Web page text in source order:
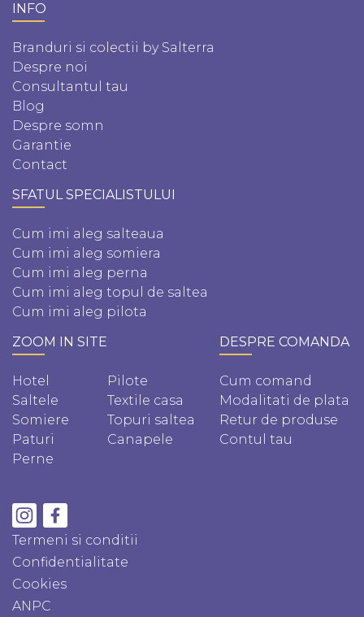
INFO
Branduri si colectii by Salterra
Despre noi
Consultantul tau
Blog
Despre somn
Garantie
Contact
SFATUL SPECIALISTULUI
Cum imi aleg salteaua
Cum imi aleg somiera
Cum imi aleg perna
Cum imi aleg topul de saltea
Cum imi aleg pilota
ZOOM IN SITE
Hotel
Saltele
Somiere
Paturi
Perne
Pilote
Textile casa
Topuri saltea
Canapele
DESPRE COMANDA
Cum comand
Modalitati de plata
Retur de produse
Contul tau
Termeni si conditii
Confidentialitate
Cookies
ANPC